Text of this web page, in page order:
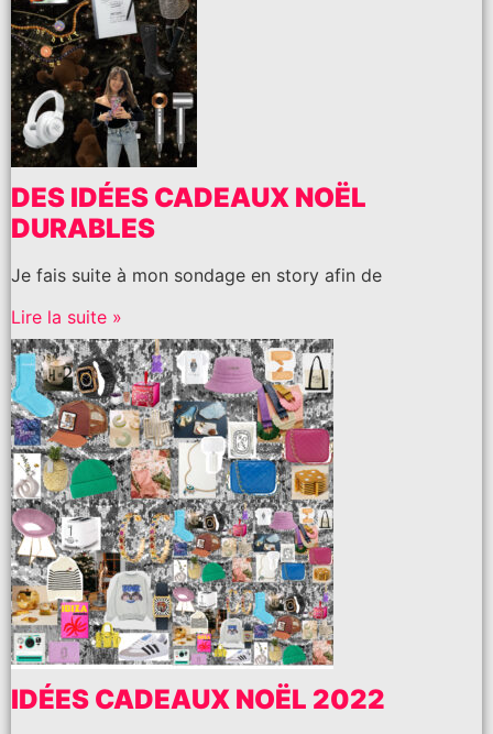
DES IDÉES CADEAUX NOËL
DURABLES
Je fais suite à mon sondage en story afin de
Lire la suite »
IDÉES CADEAUX NOËL 2022